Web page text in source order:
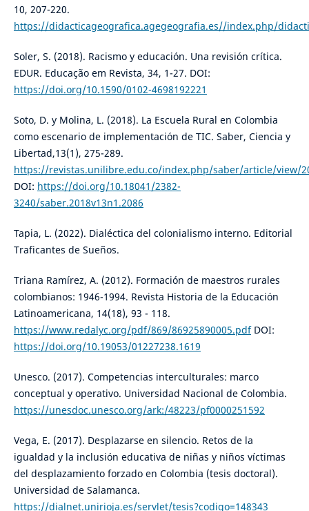
10, 207-220.
https://didacticageografica.agegeografia.es//index.php/
Soler, S. (2018). Racismo y educación. Una revisión crítica.
EDUR. Educação em Revista, 34, 1-27. DOI:
https://doi.org/10.1590/0102-4698192221
Soto, D. y Molina, L. (2018). La Escuela Rural en Colombia
como escenario de implementación de TIC. Saber, Ciencia y
Libertad,13(1), 275-289.
https://revistas.unilibre.edu.co/index.php/saber/article/view/
DOI: https://doi.org/10.18041/2382-
3240/saber.2018v13n1.2086
Tapia, L. (2022). Dialéctica del colonialismo interno. Editorial
Traficantes de Sueños.
Triana Ramírez, A. (2012). Formación de maestros rurales
colombianos: 1946-1994. Revista Historia de la Educación
Latinoamericana, 14(18), 93 - 118.
https://www.redalyc.org/pdf/869/86925890005.pdfDOI:
https://doi.org/10.19053/01227238.1619
Unesco. (2017). Competencias interculturales: marco
conceptual y operativo. Universidad Nacional de Colombia.
https://unesdoc.unesco.org/ark:/48223/pf0000251592
Vega, E. (2017). Desplazarse en silencio. Retos de la
igualdad y la inclusión educativa de niñas y niños víctimas
del desplazamiento forzado en Colombia (tesis doctoral).
Universidad de Salamanca.
https://dialnet.unirioja.es/servlet/tesis?codigo=148343